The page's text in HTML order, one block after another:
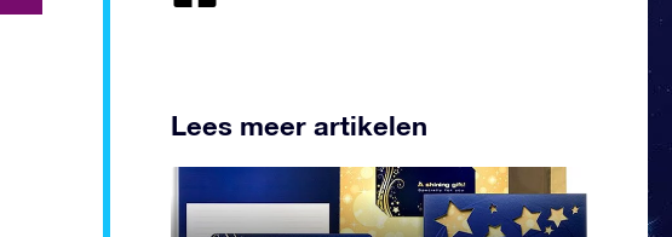
Lees meer artikelen